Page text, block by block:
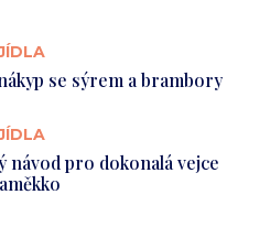
se sýrem a brambory
návod pro dokonalá vejce